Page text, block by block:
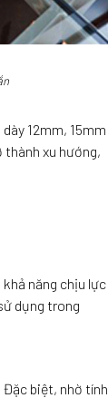
12mm, 15mm
xu hướng,
năng chịu lực
dụng trong
biệt, nhờ tính